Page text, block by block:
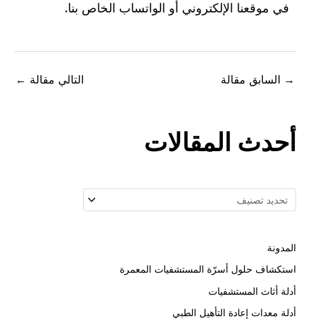
المقالات
حلول أسرّة المستشفيات المعمرة
أثاث المستشفيات
معدات إعادة التأهيل الطبي
فيموقعنا الإلكترونيأو الواتساب الخاص بنا .
السابق مقالة التالي مقالة←